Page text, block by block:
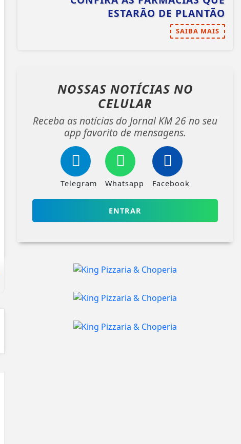
ESTARÃO DE PLANTÃO
SAIBA MAIS
NOSSAS NOTÍCIAS NO
CELULAR
Receba as notícias do Jornal KM 26 no seu
app favorito de mensagens.
Telegram Whatsapp Facebook
ENTRAR